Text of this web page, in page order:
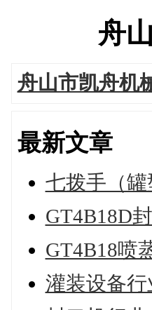
舟
舟山市凯舟机
最新文章
七拨手（
GT4B18D
GT4B18喷
灌装设备